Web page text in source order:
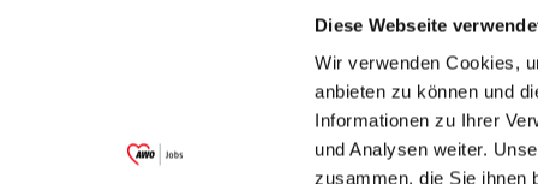
Diese Webseite
Wir verwenden Cookies,
anbieten zu können und
Informationen zu Ihrer
und Analysen weiter.
zusammen, die Sie ihnen
Garitz Bewirtschaftungsbetriebe GmbH
(Ein Tochterunternehmen des AWO
Bezirksverbandes Unterfranken e.V.)